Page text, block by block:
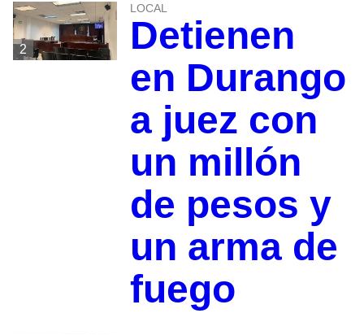
2
LOCAL
Detienen
en Durango
a juez con
un millón
de pesos y
un arma de
fuego